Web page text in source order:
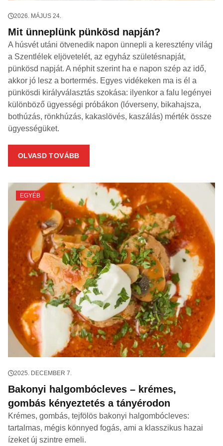
2026. MÁJUS 24.
Mit ünneplünk pünkösd napján?
A húsvét utáni ötvenedik napon ünnepli a keresztény világ
a Szentlélek eljövetelét, az egyház születésnapját,
pünkösd napját. A néphit szerint ha e napon szép az idő,
akkor jó lesz a bortermés. Egyes vidékeken ma is él a
pünkösdi királyválasztás szokása: ilyenkor a falu legényei
különböző ügyességi próbákon (lóverseny, bikahajsza,
bothúzás, rönkhúzás, kakaslövés, kaszálás) mérték össze
ügyességüket.
OLVASD TOVÁBB
EGYÉB
2025. DECEMBER 7.
Bakonyi halgombócleves – krémes,
gombás kényeztetés a tányérodon
Krémes, gombás, tejfölös bakonyi halgombócleves:
tartalmas, mégis könnyed fogás, ami a klasszikus hazai
ízeket új szintre emeli.